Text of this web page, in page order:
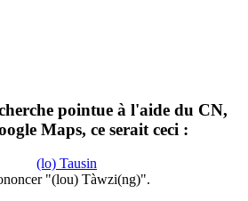
pointue à l'aide du CN,
Maps, ce serait ceci :
(lo) Tausin
"(lou) Tàwzi(ng)".